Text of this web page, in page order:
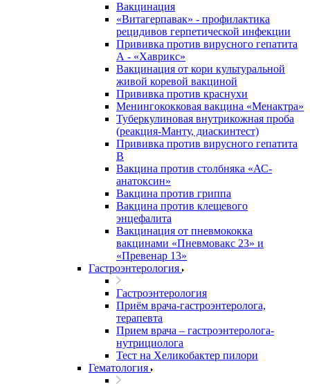
Вакцинация
«Витагерпавак» - профилактика
рецидивов герпетической инфекции
Прививка против вирусного гепатита
А - «Хаврикс»
Вакцинация от кори культуральной
живой коревой вакциной
Прививка против краснухи
Менингококковая вакцина «Менактра»
Туберкулиновая внутрикожная проба
(реакция-Манту, диаскинтест)
Прививка против вирусного гепатита
В
Вакцина против столбняка «АС-
анатоксин»
Вакцина против гриппа
Вакцина против клещевого
энцефалита
Вакцинация от пневмококка
вакцинами «Пневмовакс 23» и
«Превенар 13»
Гастроэнтерология
Гастроэнтерология
Приём врача-гастроэнтеролога,
терапевта
Прием врача – гастроэнтеролога-
нутрициолога
Тест на Хеликобактер пилори
Гематология